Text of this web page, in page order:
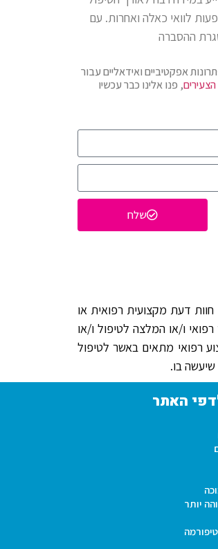
לוואי כאלה ואחרות. עם
ההסברה
אפקטיביים ואידאליים עבור
, פנו אלינו כבר עכשיו
שלח
דעת מקצועית רפואית או
ו/או המלצה לטיפול ו/או
רפואי מתאים באשר לטיפול
בו.
האתר
יותר